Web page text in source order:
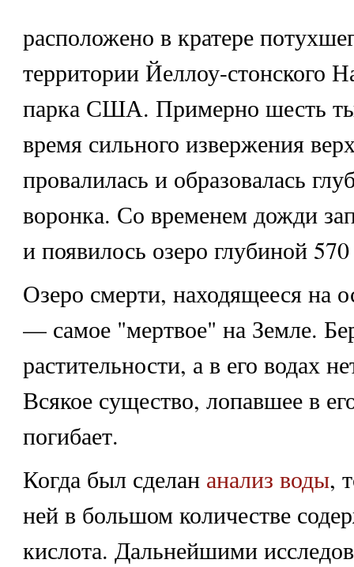
расположено в кратере
территории Йеллоу-стонского
парка США. Примерно шесть
время сильного извержения
провалилась и образовалась
воронка. Со временем дожди
и появилось озеро глубиной
Озеро смерти, находящееся на
— самое "мертвое" на Земле.
растительности, а в его водах
Всякое существо, лопавшее в
погибает.
Когда был сделан анализ воды,
ней в большом количестве
кислота. Дальнейшими